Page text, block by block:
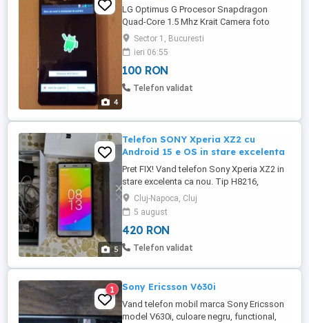
4
LG Optimus G Procesor Snapdragon
Quad-Core 1.5 Mhz Krait Camera foto
principala 13Mpx Memorie interna 32 Gb 2
Gb RAM Ecran True HD IPS+ Telefonul
functioneaza perfect, dar este spart
touchul, trebuie touchul schimbat pentru a
se folosi. Accept Schimburi.
Sector 1, Bucuresti
ieri 06:55
100 RON
Telefon validat
5
Telefon SONY Xperia XZ2 cu
Android 15 e OS in stare excelenta
Pret FIX! Vand telefon Sony Xperia XZ2 in
stare excelenta ca nou. Tip H8216,
fabricat in Tailanda, are 4GB RAM 64 GB
ROM, restul specificatiilor se gasesc pe
gsmarena. Se vinde telefonul cu husa
Ringke + cutia cu toate accesoriile
originale cu exceptia castilor (bonus) care
Cluj-Napoca, Cluj
5 august
420 RON
Telefon validat
1 Sony Ericsson V630i
Vand telefon mobil marca Sony Ericsson
model V630i, culoare negru, functional,